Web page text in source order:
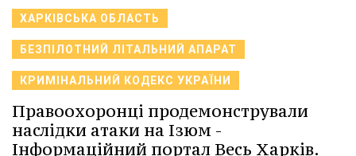
ХАРКІВСЬКА ОБЛАСТЬ
БЕЗПІЛОТНИЙ ЛІТАЛЬНИЙ АПАРАТ
КРИМІНАЛЬНИЙ КОДЕКС УКРАЇНИ
Правоохоронці продемонстрували
наслідки атаки на Ізюм -
Інформаційний портал Весь Харків.